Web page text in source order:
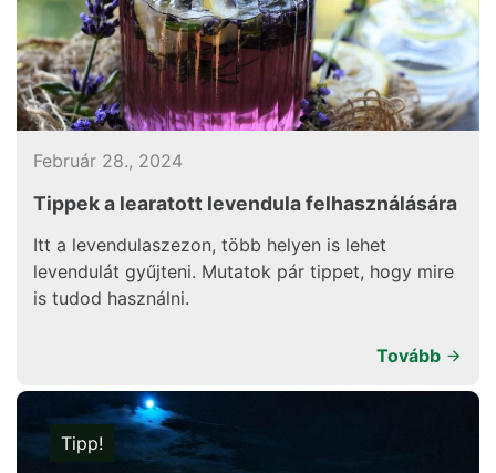
Február 28., 2024
Tippek a learatott levendula felhasználására
Itt a levendulaszezon, több helyen is lehet
levendulát gyűjteni. Mutatok pár tippet, hogy mire
is tudod használni.
Tovább
Tipp!